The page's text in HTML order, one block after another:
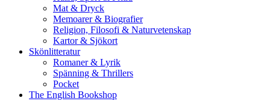
Mat & Dryck
Memoarer & Biografier
Religion, Filosofi & Naturvetenskap
Kartor & Sjökort
Skönlitteratur
Romaner & Lyrik
Spänning & Thrillers
Pocket
The English Bookshop